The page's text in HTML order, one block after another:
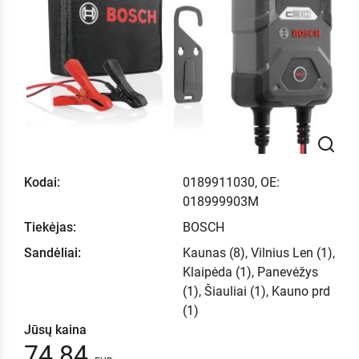
Kodai:
0189911030, OE:
018999903M
Tiekėjas:
BOSCH
Sandėliai:
Kaunas (8), Vilnius Len (1),
Klaipėda (1), Panevėžys
(1), Šiauliai (1), Kauno prd
(1)
Jūsų kaina